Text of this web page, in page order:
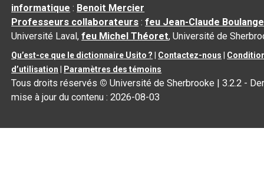
informatique : Benoit Mercier
Professeurs collaborateurs :feu Jean-Claude
Université Laval,feu Michel Théoret, Université de
Qu’est-ce que le dictionnaire Usito ? Contactez-nous
d’utilisation
Paramètres des témoins
Tous droits réservés © Université de Sherbrooke |3.2.2 -
mise à jour du contenu :2026-08-03